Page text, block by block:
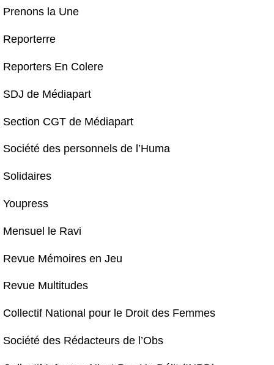
Prenons la Une
Reporterre
Reporters En Colere
SDJ de Médiapart
Section CGT de Médiapart
Société des personnels de l’Huma
Solidaires
Youpress
Mensuel le Ravi
Revue Mémoires en Jeu
Revue Multitudes
Collectif National pour le Droit des Femmes
Société des Rédacteurs de l’Obs